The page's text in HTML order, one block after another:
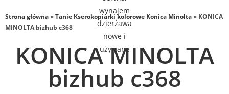
Strona główna»Tanie Kserokopiarki kolorowe Konica Minolta» KONICA
MINOLTA bizhub c368
KONICA MINOLTA
bizhub c368